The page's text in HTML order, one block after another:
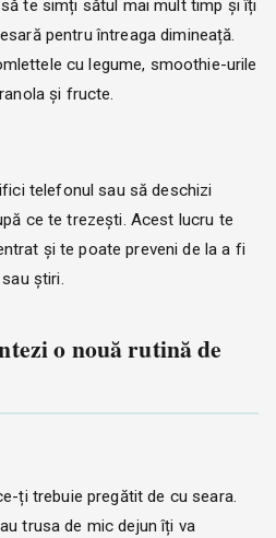
te simți sătul mai mult timp și îți
pentru întreaga dimineață.
cu legume, smoothie-urile
și fructe.
telefonul sau să deschizi
ce te trezești. Acest lucru te
și te poate preveni de la a fi
știri.
o nouă rutină de
ți trebuie pregătit de cu seara.
trusa de mic dejun îți va